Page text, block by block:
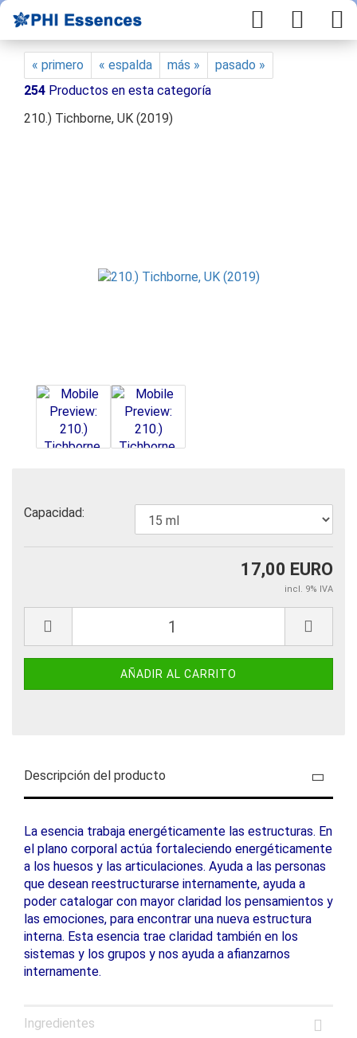
« primero « espalda más »
pasado »
254 Productos en esta categoría
210.) Tichborne, UK (2019)
Capacidad:
17,00 EURO
incl. 9% IVA
Descripción del producto
La esencia trabaja energéticamente las estructuras. En
el plano corporal actúa fortaleciendo energéticamente
a los huesos y las articulaciones. Ayuda a las personas
que desean reestructurarse internamente, ayuda a
poder catalogar con mayor claridad los pensamientos y
las emociones, para encontrar una nueva estructura
interna. Esta esencia trae claridad también en los
sistemas y los grupos y nos ayuda a afianzarnos
internamente.
Ingredientes